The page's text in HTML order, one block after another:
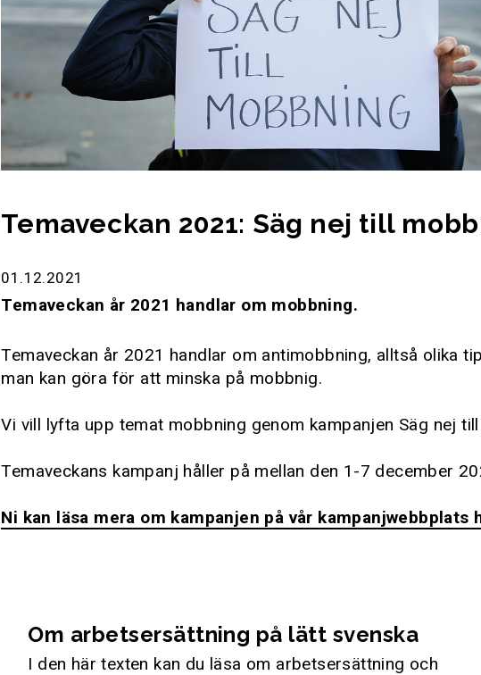
Temaveckan 2021: Säg nej till
01.12.2021
Temaveckan år 2021 handlar om mobbning.
Temaveckan år 2021 handlar om antimobbning, alltså olika
man kan göra för att minska på mobbnig.
Vi vill lyfta upp temat mobbning genom kampanjen Säg nej
Temaveckans kampanj håller på mellan den 1-7 december
Ni kan läsa mera om kampanjen på vår kampanjwebbplats
Om arbetsersättning på lätt svenska
I den här texten kan du läsa om arbetsersättning och